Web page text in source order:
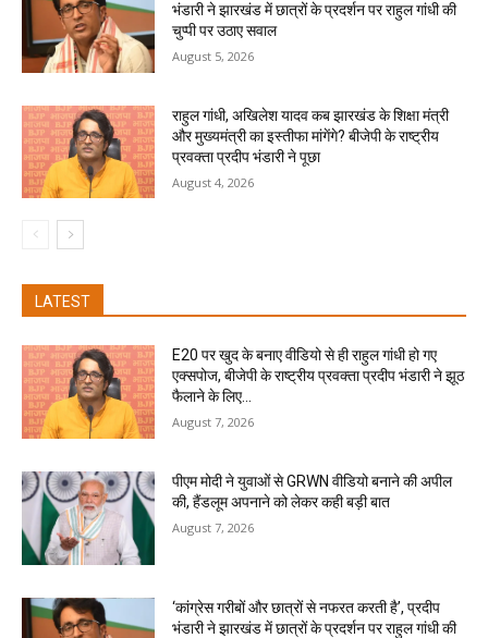
भंडारी ने झारखंड में छात्रों के प्रदर्शन पर राहुल गांधी की
चुप्पी पर उठाए सवाल
August 5, 2026
राहुल गांधी, अखिलेश यादव कब झारखंड के शिक्षा मंत्री
और मुख्यमंत्री का इस्तीफा मांगेंगे? बीजेपी के राष्ट्रीय
प्रवक्ता प्रदीप भंडारी ने पूछा
August 4, 2026
LATEST
E20 पर खुद के बनाए वीडियो से ही राहुल गांधी हो गए
एक्सपोज, बीजेपी के राष्ट्रीय प्रवक्ता प्रदीप भंडारी ने झूठ
फैलाने के लिए...
August 7, 2026
पीएम मोदी ने युवाओं से GRWN वीडियो बनाने की अपील
की, हैंडलूम अपनाने को लेकर कही बड़ी बात
August 7, 2026
‘कांग्रेस गरीबों और छात्रों से नफरत करती है’, प्रदीप
भंडारी ने झारखंड में छात्रों के प्रदर्शन पर राहुल गांधी की